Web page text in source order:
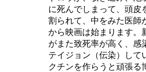
に死んでしまって、頭皮
割られて、中をみた医師
から映画は始まります。
がまた致死率が高く、感
テイジョン（伝染）して
クチンを作らうと頑張る